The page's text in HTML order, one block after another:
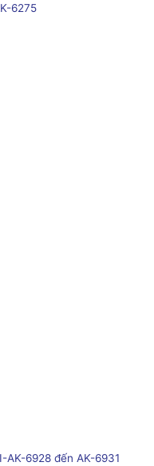
6275
AK-6928 đến AK-6931